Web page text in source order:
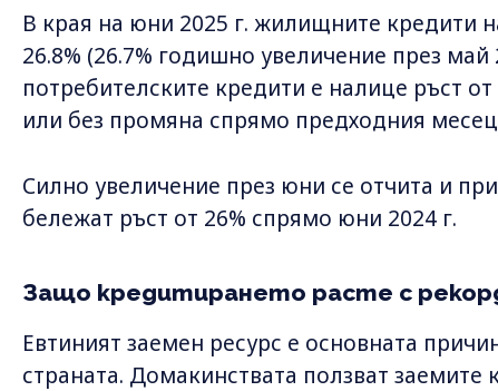
В края на юни 2025 г. жилищните кредити
26.8% (26.7% годишно увеличение през
потребителските кредити е налице ръст
или без промяна спрямо предходния
Силно увеличение през юни се отчита и
бележат ръст от 26% спрямо юни 2024 г.
Защо кредитирането расте с
Евтиният заемен ресурс е основната
страната. Домакинствата ползват заемите